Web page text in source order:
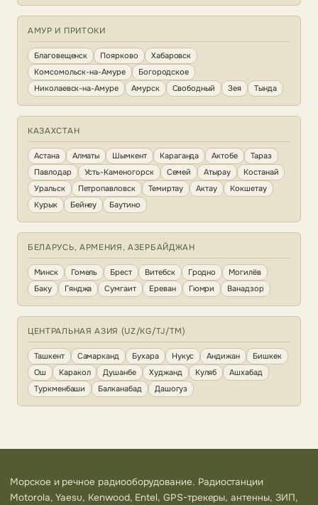
АМУР И ПРИТОКИ
Благовещенск Поярково
Хабаровск
Комсомольск-на-Амуре
Богородское
Николаевск-на-Амуре
Амурск Свободный Зея Тында
КАЗАХСТАН
Астана Алматы Шымкент Караганда Актобе
Тараз
Павлодар
Усть-Каменогорск Семей Атырау
Костанай
Уральск
Петропавловск Темиртау Актау
Кокшетау
Курык
Бейнеу Баутино
БЕЛАРУСЬ, АРМЕНИЯ, АЗЕРБАЙДЖАН
Минск Гомель Брест Витебск Гродно
Могилёв
Баку
Гянджа Сумгаит Ереван Гюмри Ванадзор
ЦЕНТРАЛЬНАЯ АЗИЯ (UZ/KG/TJ/TM)
Ташкент Самарканд Бухара Нукус Андижан
Бишкек
Ош
Каракол Душанбе Худжанд Куляб
Ашхабад
Туркменбаши
Балканабад Дашогуз
Морское и речное радиооборудование. Радиостанции
Motorola, Yaesu, Kenwood, Entel, GPS-трекеры, антенны, ЗИП,